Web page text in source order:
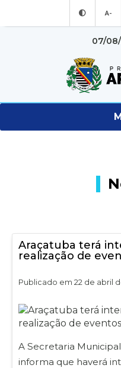
A-
07/
Araçatuba terá
realização de
Publicado em 22 de abril
A Secretaria
informa que haverá